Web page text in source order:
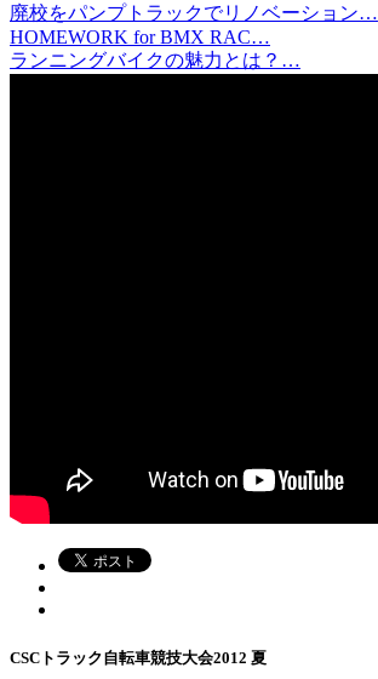
廃校をパンプトラックでリノベーション…
HOMEWORK for BMX RAC…
ランニングバイクの魅力とは？…
CSCトラック自転車競技大会2012 夏